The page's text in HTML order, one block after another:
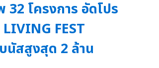
โครงการ อัดโปร
FEST
นัสสูงสุด 2 ล้าน